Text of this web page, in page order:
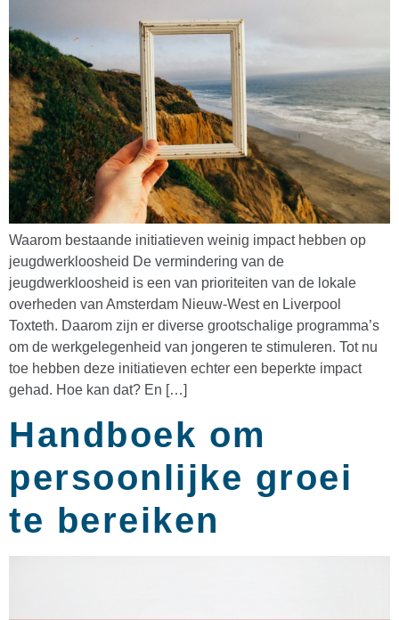
Waarom bestaande initiatieven weinig impact hebben op
jeugdwerkloosheid De vermindering van de
jeugdwerkloosheid is een van prioriteiten van de lokale
overheden van Amsterdam Nieuw-West en Liverpool
Toxteth. Daarom zijn er diverse grootschalige programma’s
om de werkgelegenheid van jongeren te stimuleren. Tot nu
toe hebben deze initiatieven echter een beperkte impact
gehad. Hoe kan dat? En […]
Handboek om
persoonlijke groei
te bereiken